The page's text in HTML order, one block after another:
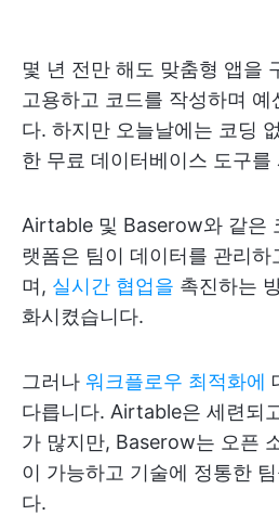
몇 년 전만 해도 맞춤형 앱을
고용하고 코드를 작성하며 예
다. 하지만 오늘날에는 코딩
한 무료 데이터베이스 도구
Airtable 및 Baserow와 같은
랫폼은 팀이 데이터를 관리
며, 실시간 협업을 촉진하는
화시켰습니다.
그러나 워크플로우 최적화에
다릅니다. Airtable은 세련되
가 많지만, Baserow는 오픈
이 가능하고 기술에 정통한
다.